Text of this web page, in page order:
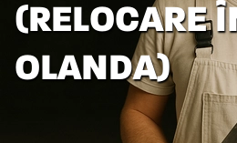
(RELOCARE
OLANDA)